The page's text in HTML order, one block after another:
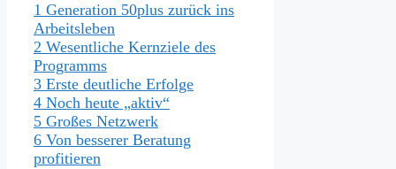
1 Generation 50plus zurück ins
Arbeitsleben
2 Wesentliche Kernziele des
Programms
3 Erste deutliche Erfolge
4 Noch heute „aktiv“
5 Großes Netzwerk
6 Von besserer Beratung
profitieren